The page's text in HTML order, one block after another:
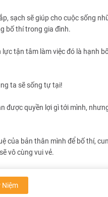
sạch sẽ giúp cho cuộc sống
bố thí trong gia đình.
tận tâm làm việc đó là hạnh
ta sẽ sống tự tại!
được quyền lợi gì tới mình,
của bản thân mình để bố thí,
vô cùng vui vẻ.
Niệm